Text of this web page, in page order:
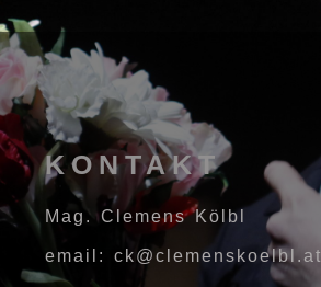
KONTAKT
Mag. Clemens Kölbl
email: ck@clemenskoelbl.at